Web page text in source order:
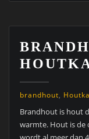
brandhout,
Brandhout is hout
warmte. Hout is de